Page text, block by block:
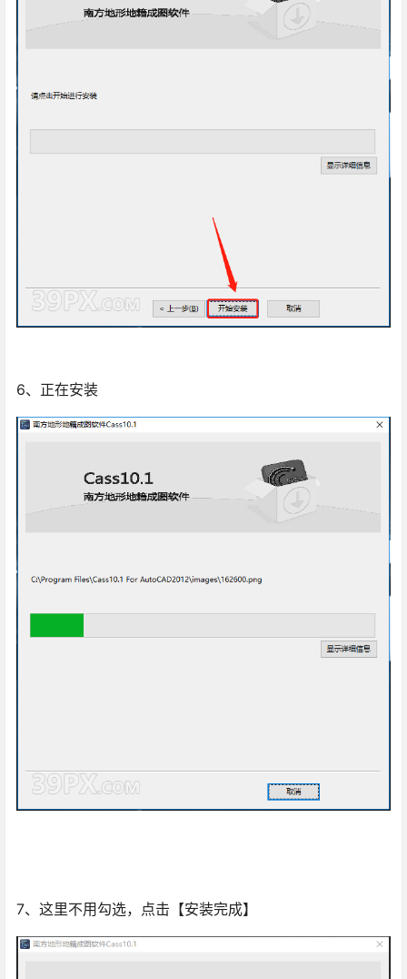
6、正在安装
7、这里不用勾选，点击【安装完成】